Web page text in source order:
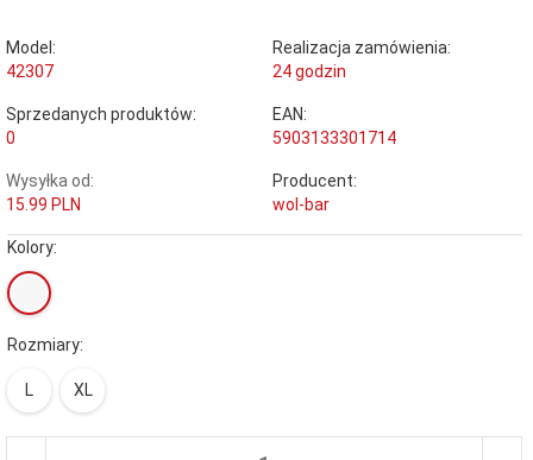
Model:
42307
Realizacja zamówienia:
24 godzin
Sprzedanych produktów:
0
EAN:
5903133301714
Wysyłka od:
15.99 PLN
Producent:
wol-bar
Kolory:
Rozmiary:
L XL